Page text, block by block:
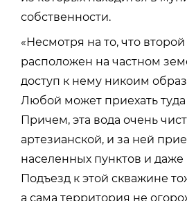
собственности.
«Несмотря на то, что
расположен на частном
доступ к нему никоим
Любой может приехать
Причем, эта вода очень
артезианской, и за ней
населенных пунктов и даже
Подъезд к этой скважине
а сама территория не